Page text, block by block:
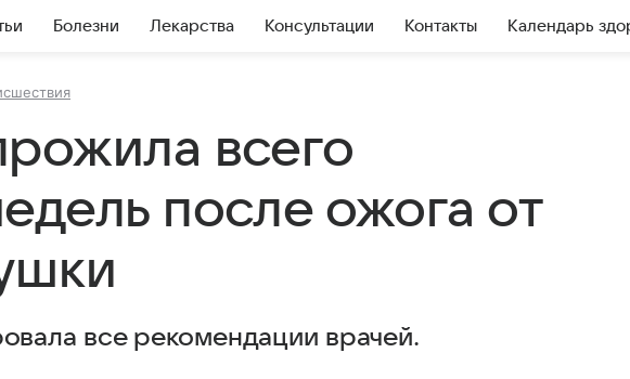
Болезни Лекарства Консультации Контакты Календарь
всего
после ожога от
все рекомендации врачей.